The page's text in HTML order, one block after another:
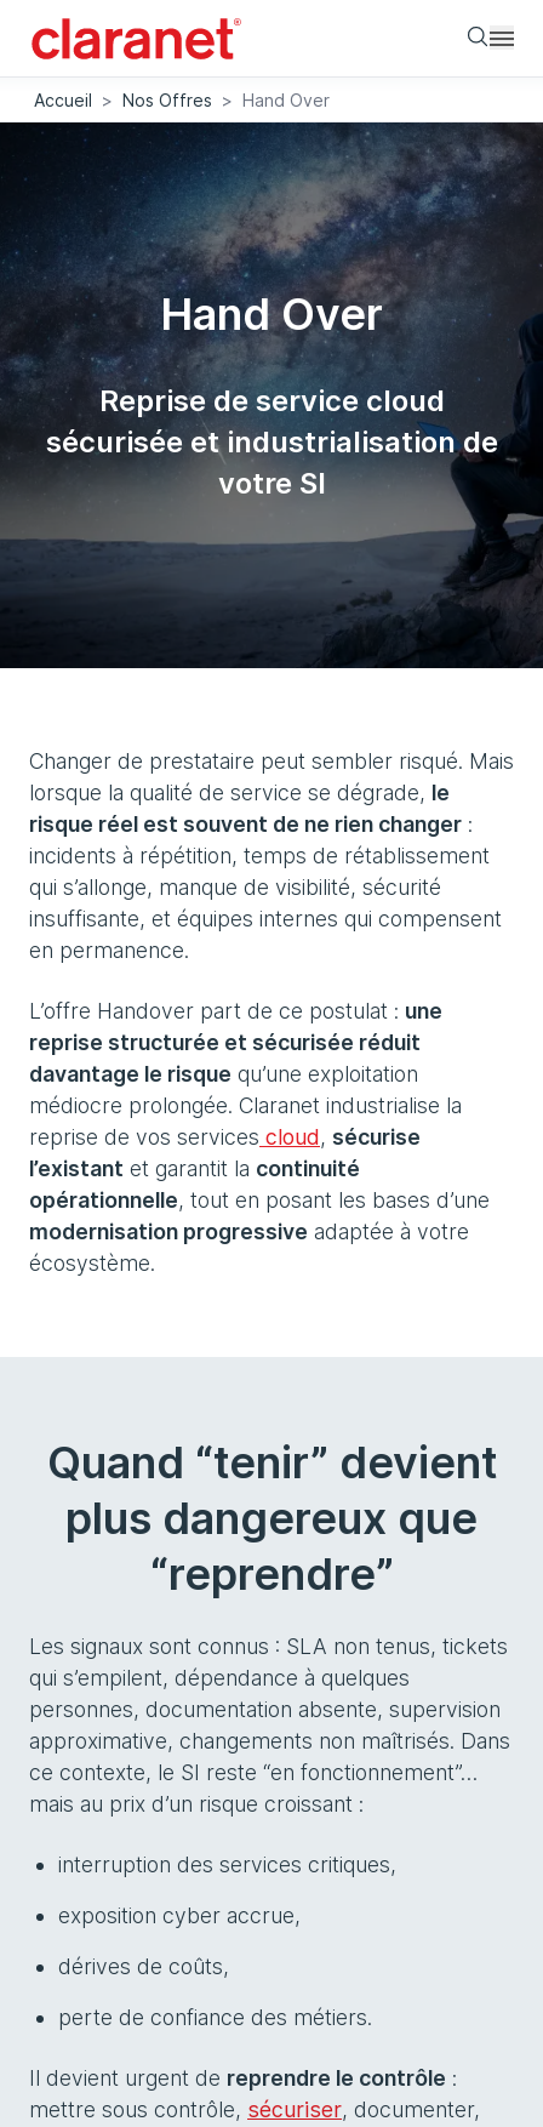
Accueil > Nos Offres > Hand Over
Hand Over
Reprise de service cloud
sécurisée et industrialisation de
votre SI
Changer de prestataire peut sembler risqué. Mais
lorsque la qualité de service se dégrade, le
risque réel est souvent de ne rien changer :
incidents à répétition, temps de rétablissement
qui s’allonge, manque de visibilité, sécurité
insuffisante, et équipes internes qui compensent
en permanence.
L’offre Handover part de ce postulat : une
reprise structurée et sécurisée réduit
davantage le risque qu’une exploitation
médiocre prolongée. Claranet industrialise la
reprise de vos services cloud, sécurise
l’existant et garantit la continuité
opérationnelle, tout en posant les bases d’une
modernisation progressive adaptée à votre
écosystème.
Quand “tenir” devient
plus dangereux que
“reprendre”
Les signaux sont connus : SLA non tenus, tickets
qui s’empilent, dépendance à quelques
personnes, documentation absente, supervision
approximative, changements non maîtrisés. Dans
ce contexte, le SI reste “en fonctionnement”…
mais au prix d’un risque croissant :
interruption des services critiques,
exposition cyber accrue,
dérives de coûts,
perte de confiance des métiers.
Il devient urgent de reprendre le contrôle :
mettre sous contrôle, sécuriser, documenter,